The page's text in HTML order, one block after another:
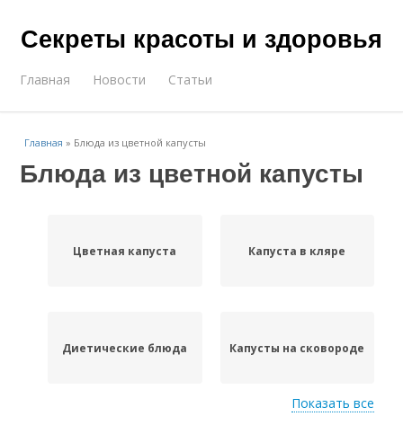
Секреты красоты и здоровья
Главная Новости Статьи
Главная » Блюда из цветной капусты
Блюда из цветной капусты
Цветная капуста Капуста в кляре
Диетические блюда Капусты на сковороде
Показать все